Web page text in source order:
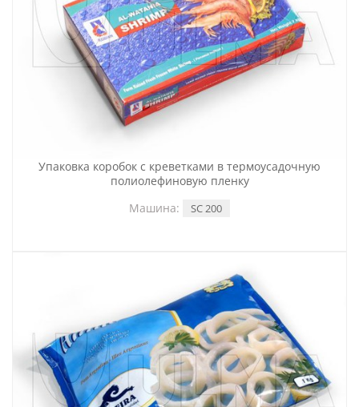
Упаковка коробок с креветками в термоусадочную
полиолефиновую пленку
Машина:
SC 200